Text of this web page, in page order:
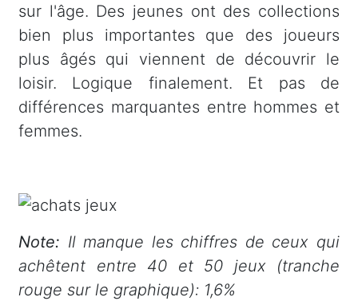
sur l'âge. Des jeunes ont des collections
bien plus importantes que des joueurs
plus âgés qui viennent de découvrir le
loisir. Logique finalement. Et pas de
différences marquantes entre hommes et
femmes.
Note: Il manque les chiffres de ceux qui
achêtent entre 40 et 50 jeux (tranche
rouge sur le graphique): 1,6%